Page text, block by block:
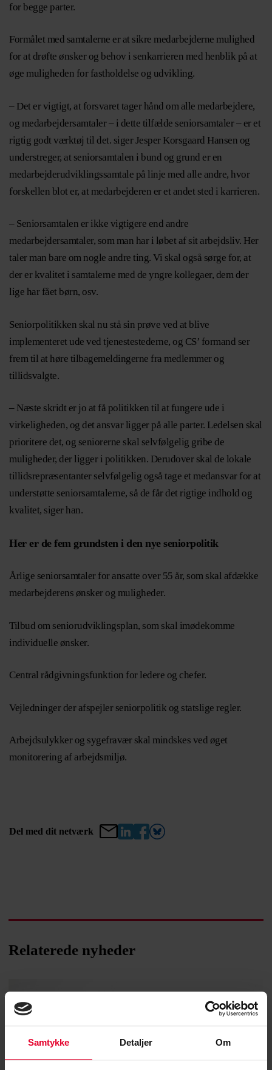
Samtykke Detaljer Om
for begge parter.
Formålet med samtalerne er at sikre medarbejderne mulighed
for at drøfte ønsker og behov i senkarrieren med henblik på at
øge muligheden for fastholdelse og udvikling.
– Det er vigtigt, at forsvaret tager hånd om alle medarbejdere,
og medarbejdersamtaler – i dette tilfælde seniorsamtaler – er et
rigtig godt værktøj til det. siger Jesper Korsgaard Hansen og
understreger, at seniorsamtalen i bund og grund er en
medarbejderudviklingssamtale på linje med alle andre, hvor
forskellen blot er, at medarbejderen er et andet sted i karrieren.
– Seniorsamtalen er ikke vigtigere end andre
medarbejdersamtaler, som man har i løbet af sit arbejdsliv. Her
taler man bare om nogle andre ting. Vi skal også sørge for, at
der er kvalitet i samtalerne med de yngre kollegaer, dem der
lige har fået børn, osv.
Seniorpolitikken skal nu stå sin prøve ved at blive
implementeret ude ved tjenestestederne, og CS’ formand ser
frem til at høre tilbagemeldingerne fra medlemmer og
tillidsvalgte.
– Næste skridt er jo at få politikken til at fungere ude i
virkeligheden, og det ansvar ligger på alle parter. Ledelsen skal
prioritere det, og seniorerne skal selvfølgelig gribe de
muligheder, der ligger i politikken. Derudover skal de lokale
tillidsrepræsentanter selvfølgelig også tage et medansvar for at
understøtte seniorsamtalerne, så de får det rigtige indhold og
kvalitet, siger han.
Her er de fem grundsten i den nye seniorpolitik
Årlige seniorsamtaler for ansatte over 55 år, som skal afdække
medarbejderens ønsker og muligheder.
Tilbud om seniorudviklingsplan, som skal imødekomme
individuelle ønsker.
Central rådgivningsfunktion for ledere og chefer.
Vejledninger der afspejler seniorpolitik og statslige regler.
Arbejdsulykker og sygefravær skal mindskes ved øget
monitorering af arbejdsmiljø.
Del med dit netværk
Relaterede nyheder